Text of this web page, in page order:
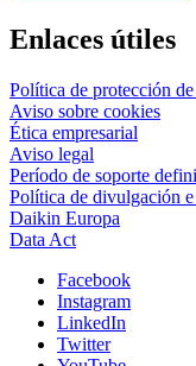
Enlaces útiles
Política de protección de
Aviso sobre cookies
Ética empresarial
Aviso legal
Período de soporte
Política de divulgación
Daikin Europa
Data Act
Facebook
Instagram
LinkedIn
Twitter